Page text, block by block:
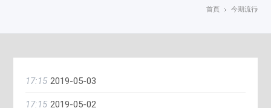
首頁 今期流行
17:15 2019-05-03
17:15 2019-05-02